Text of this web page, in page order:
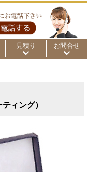
円
円 ～10,000円
見積り お問合せ
ィング）